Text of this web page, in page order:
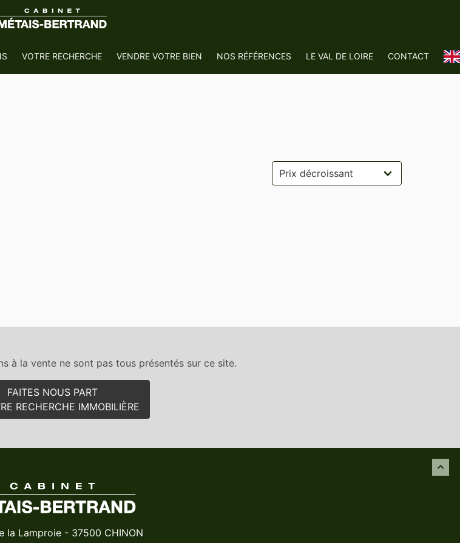
VOTRE RECHERCHE VENDRE VOTRE BIEN NOS RÉFÉRENCES LE VAL DE LOIRE CONTACT
à la vente ne sont pas tous présentés sur ce site.
FAITES NOUS PART
RECHERCHE IMMOBILIÈRE
la Lamproie - 37500 CHINON